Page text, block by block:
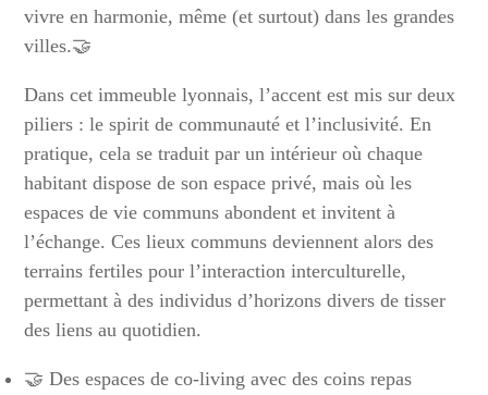
vivre en harmonie, même (et surtout) dans les grandes
villes.🤝
Dans cet immeuble lyonnais, l’accent est mis sur deux
piliers : le spirit de communauté et l’inclusivité. En
pratique, cela se traduit par un intérieur où chaque
habitant dispose de son espace privé, mais où les
espaces de vie communs abondent et invitent à
l’échange. Ces lieux communs deviennent alors des
terrains fertiles pour l’interaction interculturelle,
permettant à des individus d’horizons divers de tisser
des liens au quotidien.
🤝 Des espaces de co-living avec des coins repas